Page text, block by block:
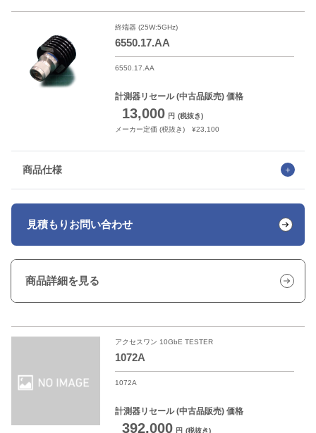
終端器 (25W:5GHz)
6550.17.AA
6550.17.AA
計測器リセール(中古品販売) 価格
13,000 円 (税抜き)
メーカー定価 (税抜き) ¥23,100
商品仕様
見積もり お問い合わせ
商品詳細を見る
アクセスワン 10GbE TESTER
1072A
1072A
計測器リセール(中古品販売) 価格
392,000 円 (税抜き)